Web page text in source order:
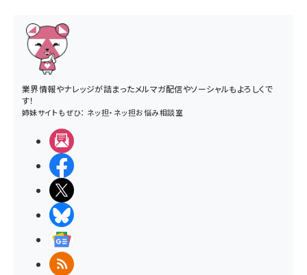
業界情報やナレッジが詰まったメルマガ配信やソーシャルもよろしくで
す！
姉妹サイトもぜひ： ネッ担・ ネッ担お悩み相談室
RSS